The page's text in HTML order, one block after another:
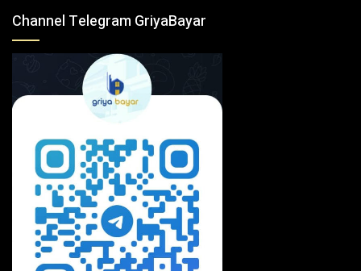
Channel Telegram GriyaBayar